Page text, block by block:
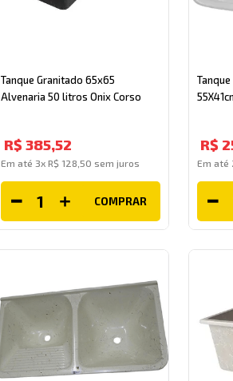
Tanque Granitado 65x65
Alvenaria 50 litros Onix Corso
R$ 385,52
Em até 3x R$ 128 50 sem juros
COMPRAR
R$
Em até